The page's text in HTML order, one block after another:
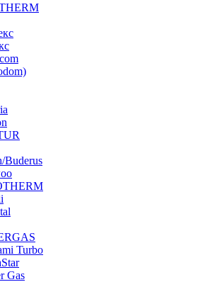
Buderus
Turbo
Gas